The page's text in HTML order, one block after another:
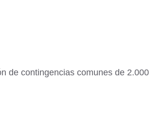
de contingencias comunes de 2.000